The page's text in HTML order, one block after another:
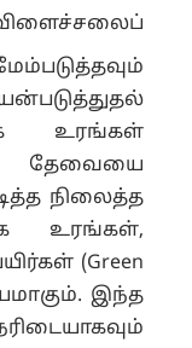
உரங்கள்
தேவையை
நிலைத்த
உரங்கள்,
(Green
இந்த